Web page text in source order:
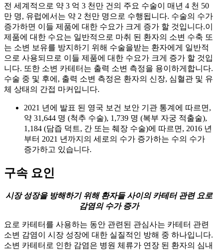
전 세계적으로 약 3 억 3 천만 건의 주요 수술이 매년 4 천 50
만 명, 유럽에서는 약 2 천만 명으로 수행됩니다. 수술의 수가
증가하면 이들 제품에 대한 수요가 크게 증가 할 것입니다.이
제품에 대한 수요는 일반적으로 마취 된 환자의 소변 수축 또
는 소변 보유를 방지하기 위해 수술을받는 환자에게 일반적
으로 사용되므로 이들 제품에 대한 수요가 크게 증가 할 것입
니다. 또한 소변 카테터는 출력 소변 측정을 용이하게합니다.
수술 중 및 후에, 출력 소변 측정은 환자의 신장, 심혈관 및 유
체 상태의 간접 마커입니다.
2021 년에 발표 된 영국 보건 보안 기관 통계에 따르면,
약 31,644 명 (척추 수술), 1,739 명 (복부 자궁 적출술),
1,184 (담즙 덕트, 간 또는 췌장 수술)에 따르면, 2016 년
부터 2021 년까지의 세로의 수가 증가하는 수의 수가
증가하고 있습니다.
구속 요인
시장 성장을 방해하기 위해 환자들 사이의 카테터 관련 요로
감염의 수가 증가
요로 카테터를 사용하는 동안 관련된 관심사는 카테터 관련
소변 감염이 시장 성장에 대한 실질적인 방해 중 하나입니다.
소변 카테터로 인한 감염은 병원 체류가 연장 된 환자의 심내